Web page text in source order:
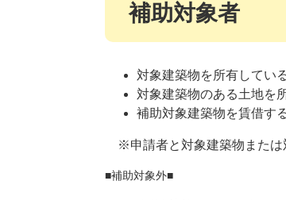
補助対象者
対象建築物を所有してい
対象建築物のある土地を
補助対象建築物を賃借す
※申請者と対象建築物または
■補助対象外■